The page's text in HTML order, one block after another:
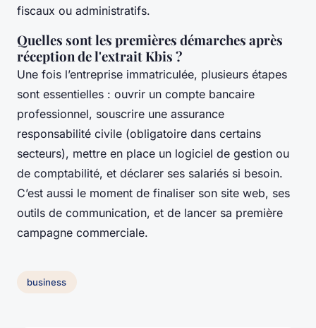
fiscaux ou administratifs.
Quelles sont les premières démarches après
réception de l'extrait Kbis ?
Une fois l’entreprise immatriculée, plusieurs étapes
sont essentielles : ouvrir un compte bancaire
professionnel, souscrire une assurance
responsabilité civile (obligatoire dans certains
secteurs), mettre en place un logiciel de gestion ou
de comptabilité, et déclarer ses salariés si besoin.
C’est aussi le moment de finaliser son site web, ses
outils de communication, et de lancer sa première
campagne commerciale.
business